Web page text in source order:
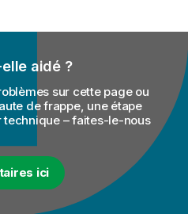
aidé ?
sur cette page ou
de frappe, une étape
technique – faites-le-nous
ici